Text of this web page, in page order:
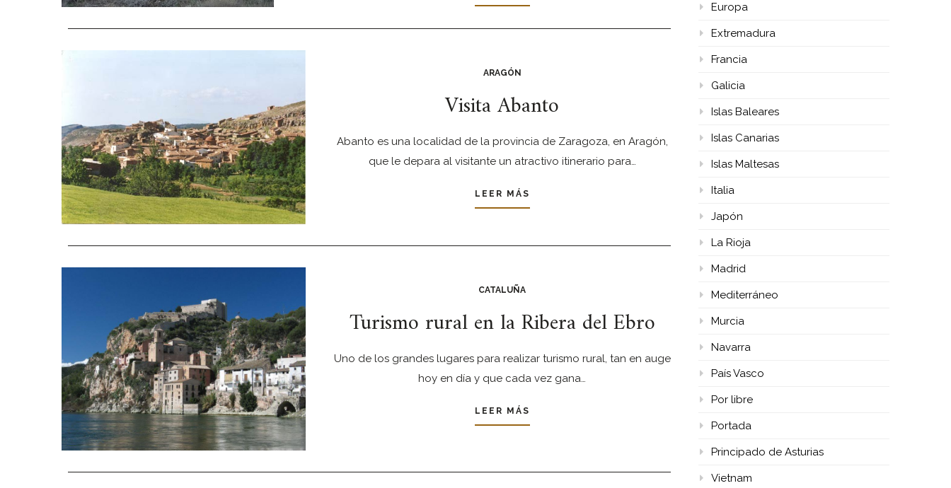
ARAGÓN
Visita Abanto
Abanto es una localidad de la provincia de Zaragoza, en Aragón,
que le depara al visitante un atractivo itinerario para…
LEER MÁS
CATALUÑA
Turismo rural en la Ribera del Ebro
Uno de los grandes lugares para realizar turismo rural, tan en auge
hoy en día y que cada vez gana…
LEER MÁS
Europa
Extremadura
Francia
Galicia
Islas Baleares
Islas Canarias
Islas Maltesas
Italia
Japón
La Rioja
Madrid
Mediterráneo
Murcia
Navarra
País Vasco
Por libre
Portada
Principado de Asturias
Vietnam